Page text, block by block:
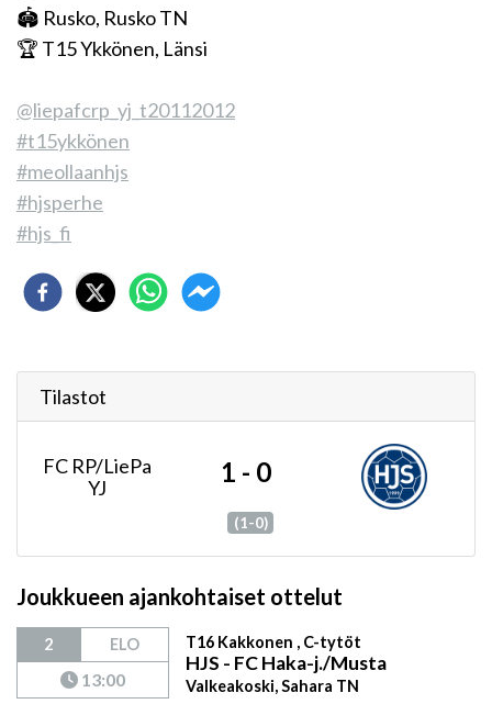
🏟️ Rusko, Rusko TN
🏆 T15 Ykkönen, Länsi
@liepafcrp_yj_t20112012
#t15ykkönen
#meollaanhjs
#hjsperhe
#hjs_fi
Tilastot
FC RP/LiePa
YJ
1 - 0
(1-0)
Joukkueen ajankohtaiset ottelut
2 ELO
13:00
T16 Kakkonen , C-tytöt
HJS - FC Haka-j./Musta
Valkeakoski, Sahara TN